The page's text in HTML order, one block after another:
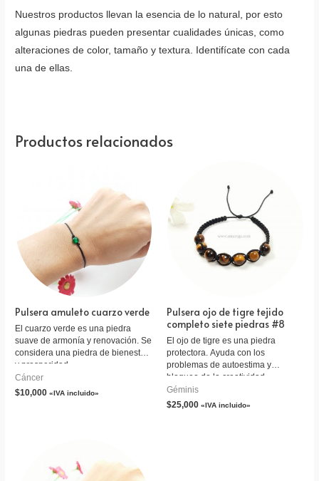
Nuestros productos llevan la esencia de lo natural, por esto
algunas piedras pueden presentar cualidades únicas, como
alteraciones de color, tamaño y textura. Identifícate con cada
una de ellas.
Productos relacionados
Pulsera amuleto cuarzo verde
El cuarzo verde es una piedra
suave de armonía y renovación. Se
considera una piedra de bienestar
y prosperidad.
Cáncer
$10,000 «IVA incluido»
Pulsera ojo de tigre tejido
completo siete piedras #8
El ojo de tigre es una piedra
protectora. Ayuda con los
problemas de autoestima y
bloqueo de la creatividad.
Géminis
$25,000 «IVA incluido»